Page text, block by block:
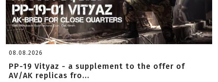
08.08.2026
PP-19 Vityaz - a supplement to the offer of
AV/AK replicas fro...